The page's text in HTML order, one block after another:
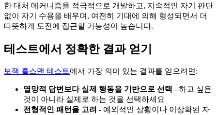
한 대처 메커니즘을 적극적으로 개발하고, 지속적인 자기 판단
없이 자기 수용을 배우며, 여전히 기대에 의해 형성되면서 더
따뜻하게 도전에 접근할 가능성이 높습니다.
테스트에서 정확한 결과 얻기
보잭 홀스맨 테스트에서 가장 의미 있는 결과를 얻으려면:
열망적 답변보다 실제 행동을 기반으로 선택 - 하고 싶은
것이 아니라 실제로 하는 것을 선택하세요
전형적인 패턴을 고려 - 예외적인 상황이나 이상화된 자